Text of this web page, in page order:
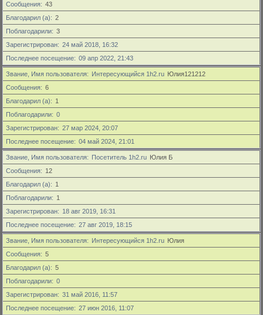
Сообщения
43
Благодарил (а)
2
Поблагодарили
3
Зарегистрирован
24 май 2018, 16:32
Последнее посещение
09 апр 2022, 21:43
Звание, Имя пользователя Интересующийся 1h2.ru Юлия121212
Сообщения
6
Благодарил (а)
1
Поблагодарили
0
Зарегистрирован
27 мар 2024, 20:07
Последнее посещение
04 май 2024, 21:01
Звание, Имя пользователя Посетитель 1h2.ru Юлия Б
Сообщения
12
Благодарил (а)
1
Поблагодарили
1
Зарегистрирован
18 авг 2019, 16:31
Последнее посещение
27 авг 2019, 18:15
Звание, Имя пользователя Интересующийся 1h2.ru Юлия
Сообщения
5
Благодарил (а)
5
Поблагодарили
0
Зарегистрирован
31 май 2016, 11:57
Последнее посещение
27 июн 2016, 11:07